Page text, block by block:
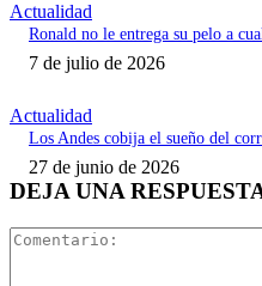
Actualidad
Ronald no le entrega su pelo a
7 de julio de 2026
Actualidad
Los Andes cobija el sueño del
27 de junio de 2026
DEJA UNA